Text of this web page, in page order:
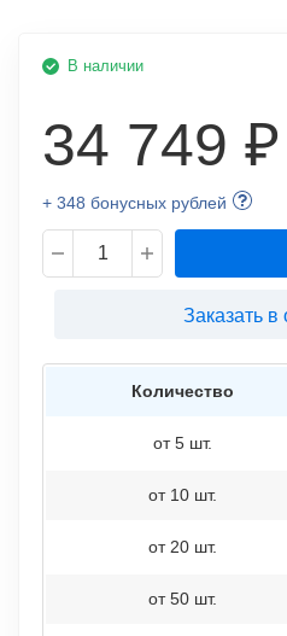
В наличии
34 749 ₽
+ 348 бонусных рублей
Заказать в
Количество
от 5 шт.
от 10 шт.
от 20 шт.
от 50 шт.